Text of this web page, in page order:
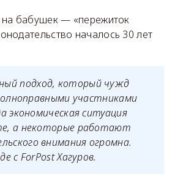
на бабушек — «пережиток
началось 30 лет
подход, который чужд
участниками
экономическая ситуация
а некоторые работают
внимания огромна.
с ForPost Хагуров.